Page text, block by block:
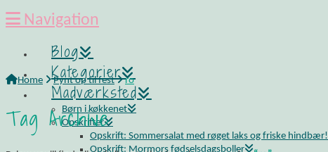
Navigation
Blog
Kategorier
Madværksted
Børn i køkkenet
Opskrifter
Opskrift: Sommersalat med røget laks og friske hindbær!
Opskrift: Mormors fødselsdagsboller
Home Pynt op til fest ro
Tag Archive